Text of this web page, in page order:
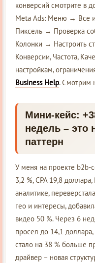
конверсий смотрите в
Meta Ads: Меню → Все
Пиксель → Проверка
Колонки → Настроить
Конверсии, Частота,
настройкам,
Business Help. Смотрим
Мини-кейс:
недель – это
паттерн
У меня на проекте b2b-
3,2 %, CPA 19,8
аналитике,
гео и интересы,
видео 50 %. Через 6
просел до 14,1
стало на 38 % больше
драйвер – новая